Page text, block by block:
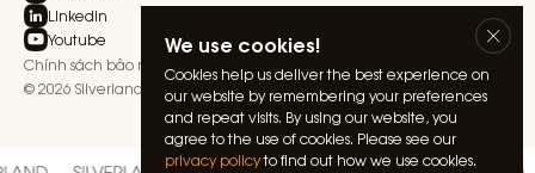
We use cookies!
Cookies help us deliver the best experience on
our website by remembering your preferences
and repeat visits. By using our website, you
agree to the use of cookies. Please see our
privacy policyto find out how we use cookies.
Linkedin
Youtube
Chính sách bảo mật
Điều khoản & Điều kiện
© 2026 Silverland Hospitality. All rights reserved.